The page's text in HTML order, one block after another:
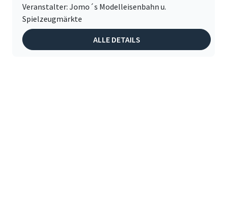
Veranstalter: Jomo´s Modelleisenbahn u.
Spielzeugmärkte
ALLE DETAILS